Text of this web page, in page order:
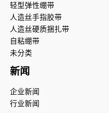
轻型弹性绷带
人造丝手指胶带
人造丝硬质捆扎带
自粘绷带
未分类
新闻
企业新闻
行业新闻